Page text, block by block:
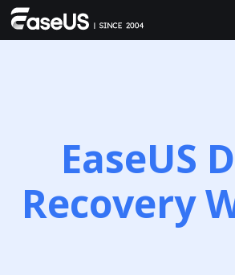
EaseUS
Recovery